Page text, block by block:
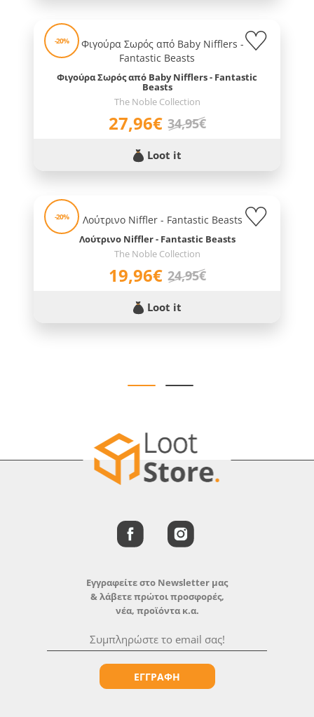
-20%
Φιγούρα Σωρός από Baby Nifflers - Fantastic
Beasts
The Noble Collection
27,96€ 34,95€
Loot it
-20%
Λούτρινο Niffler - Fantastic Beasts
The Noble Collection
19,96€ 24,95€
Loot it
Εγγραφείτε στο Newsletter μας
& λάβετε πρώτοι προσφορές,
νέα, προϊόντα κ.α.
ΕΓΓΡΑΦΗ